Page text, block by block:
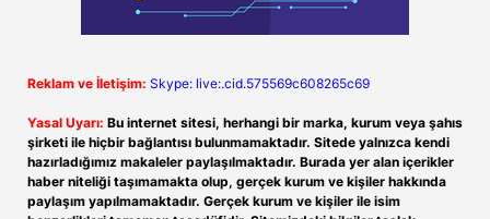
Reklam ve İletişim: Skype: live:.cid.575569c608265c69
Yasal Uyarı: Bu internet sitesi, herhangi bir marka, kurum veya şahıs
şirketi ile hiçbir bağlantısı bulunmamaktadır. Sitede yalnızca kendi
hazırladığımız makaleler paylaşılmaktadır. Burada yer alan içerikler
haber niteliği taşımamakta olup, gerçek kurum ve kişiler hakkında
paylaşım yapılmamaktadır. Gerçek kurum ve kişiler ile isim